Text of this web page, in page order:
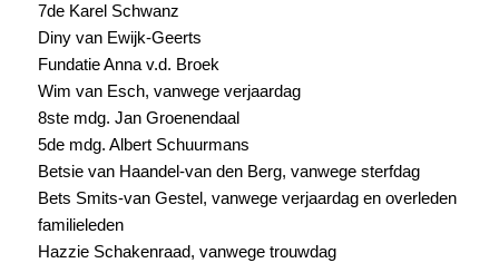
7de Karel Schwanz
Diny van Ewijk-Geerts
Fundatie Anna v.d. Broek
Wim van Esch, vanwege verjaardag
8ste mdg. Jan Groenendaal
5de mdg. Albert Schuurmans
Betsie van Haandel-van den Berg, vanwege sterfdag
Bets Smits-van Gestel, vanwege verjaardag en overleden
familieleden
Hazzie Schakenraad, vanwege trouwdag